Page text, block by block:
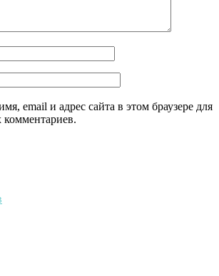
email и адрес сайта в этом браузере для